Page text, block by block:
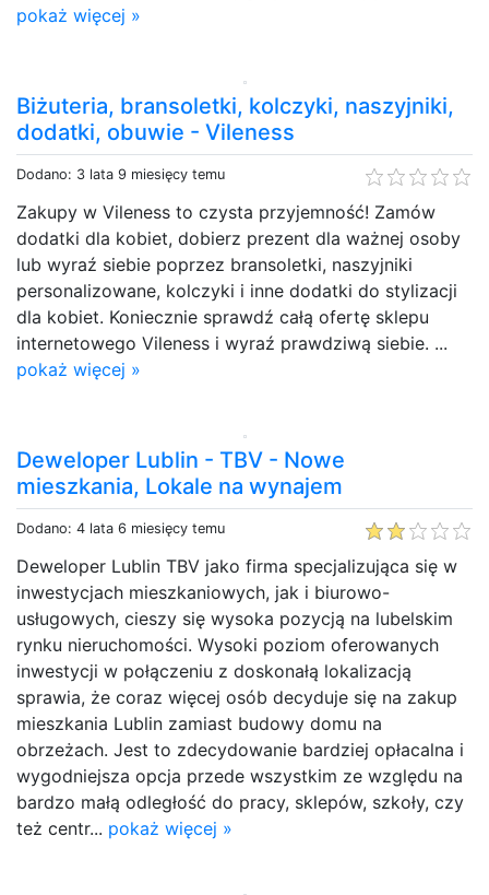
pokaż więcej »
Biżuteria, bransoletki, kolczyki, naszyjniki,
dodatki, obuwie - Vileness
Dodano: 3 lata 9 miesięcy temu
Zakupy w Vileness to czysta przyjemność! Zamów
dodatki dla kobiet, dobierz prezent dla ważnej osoby
lub wyraź siebie poprzez bransoletki, naszyjniki
personalizowane, kolczyki i inne dodatki do stylizacji
dla kobiet. Koniecznie sprawdź całą ofertę sklepu
internetowego Vileness i wyraź prawdziwą siebie. ...
pokaż więcej »
Deweloper Lublin - TBV - Nowe
mieszkania, Lokale na wynajem
Dodano: 4 lata 6 miesięcy temu
Deweloper Lublin TBV jako firma specjalizująca się w
inwestycjach mieszkaniowych, jak i biurowo-
usługowych, cieszy się wysoka pozycją na lubelskim
rynku nieruchomości. Wysoki poziom oferowanych
inwestycji w połączeniu z doskonałą lokalizacją
sprawia, że coraz więcej osób decyduje się na zakup
mieszkania Lublin zamiast budowy domu na
obrzeżach. Jest to zdecydowanie bardziej opłacalna i
wygodniejsza opcja przede wszystkim ze względu na
bardzo małą odległość do pracy, sklepów, szkoły, czy
też centr... pokaż więcej »